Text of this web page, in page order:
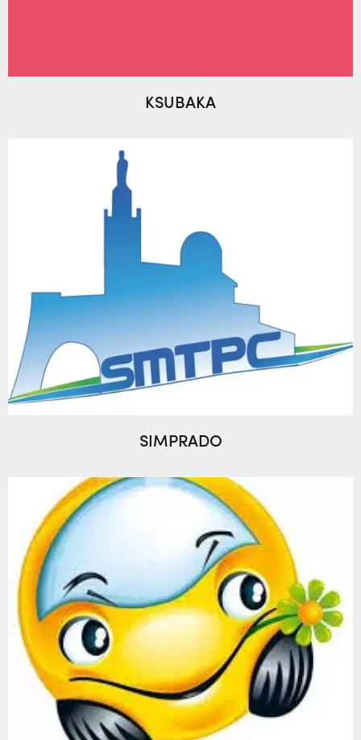
KSUBAKA
SIMPRADO